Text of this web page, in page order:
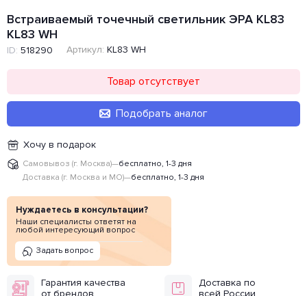
Встраиваемый точечный светильник ЭРА KL83
KL83 WH
ID: 518290 Артикул: KL83 WH
Товар отсутствует
Подобрать аналог
Хочу в подарок
Самовывоз (г. Москва)—бесплатно, 1-3 дня
Доставка (г. Москва и МО)—бесплатно, 1-3 дня
Нуждаетесь в консультации?
Наши специалисты ответят на
любой интересующий вопрос
Задать вопрос
Гарантия качества
от брендов
Доставка по
всей России